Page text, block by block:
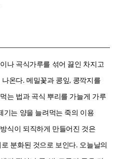
나 곡식가루를 섞어 끓인 차지고
온다. 메밀꽃과 콩잎, 콩깍지를
는 법과 곡식 뿌리를 가늘게 가루
기는 양을 늘려먹는 죽의 이용
식이 되직하게 만들어진 것은
분화된 것으로 보인다. 오늘날의